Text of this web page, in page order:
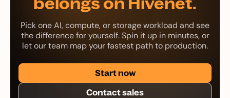
Pick one AI, compute, or storage workload and see
the difference for yourself. Spin it up in minutes, or
let our team map your fastest path to production.
Start now
Contact sales